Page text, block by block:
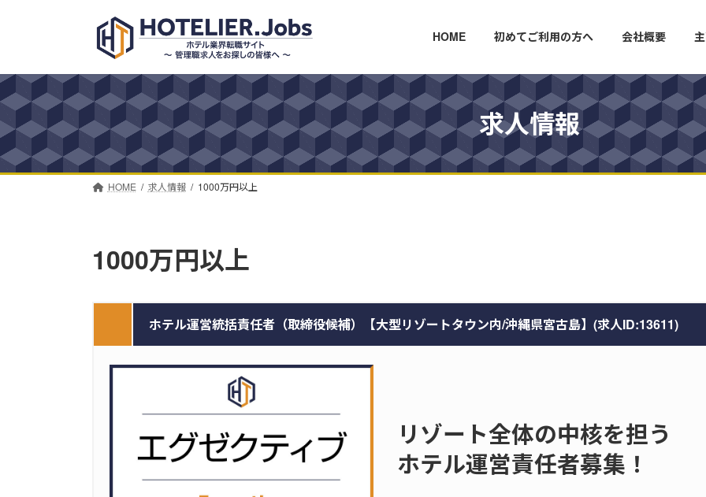
ツ
へ
ス
キ
ッ
プ
シ
ョ
ン
に
移
動
HOME 初めてご利用の方へ 会社概要
求人情報
HOME 求人情報 1000万円以上
1000万円以上
ホテル運営統括責任者（取締役候補）【大型リゾートタウン内/沖縄県宮古島】(求人ID:13611)
リゾート全体の中核を担う
ホテル運営責任者募集！